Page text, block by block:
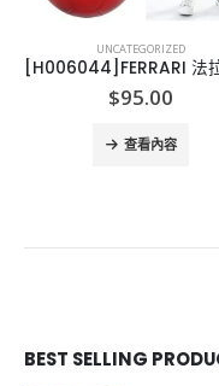
UNCATEGORIZED
$95.00
查看內容
BEST SELLING